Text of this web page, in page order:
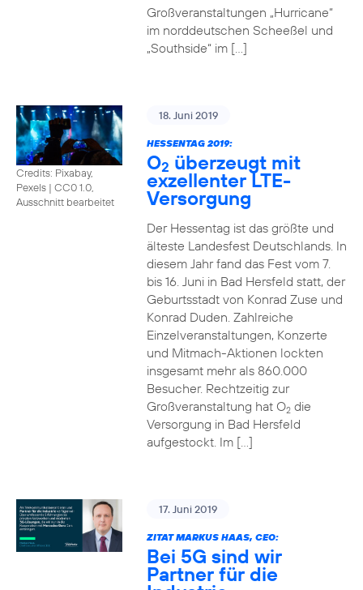
Großveranstaltungen „Hurricane“
im norddeutschen Scheeßel und
„Southside“ im […]
Credits: Pixabay,
Pexels | CC0 1.0,
Ausschnitt bearbeitet
18. Juni 2019
HESSENTAG 2019:
O2 überzeugt mit
exzellenter LTE-
Versorgung
Der Hessentag ist das größte und
älteste Landesfest Deutschlands. In
diesem Jahr fand das Fest vom 7.
bis 16. Juni in Bad Hersfeld statt, der
Geburtsstadt von Konrad Zuse und
Konrad Duden. Zahlreiche
Einzelveranstaltungen, Konzerte
und Mitmach-Aktionen lockten
insgesamt mehr als 860.000
Besucher. Rechtzeitig zur
Großveranstaltung hat O2die
Versorgung in Bad Hersfeld
aufgestockt. Im […]
17. Juni 2019
ZITAT MARKUS HAAS, CEO:
Bei 5G sind wir
Partner für die